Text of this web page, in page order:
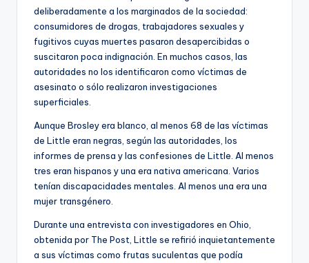
deliberadamente a los marginados de la sociedad:
consumidores de drogas, trabajadores sexuales y
fugitivos cuyas muertes pasaron desapercibidas o
suscitaron poca indignación. En muchos casos, las
autoridades no los identificaron como víctimas de
asesinato o sólo realizaron investigaciones
superficiales.
Aunque Brosley era blanco, al menos 68 de las víctimas
de Little eran negras, según las autoridades, los
informes de prensa y las confesiones de Little. Al menos
tres eran hispanos y una era nativa americana. Varios
tenían discapacidades mentales. Al menos una era una
mujer transgénero.
Durante una entrevista con investigadores en Ohio,
obtenida por The Post, Little se refirió inquietantemente
a sus víctimas como frutas suculentas que podía